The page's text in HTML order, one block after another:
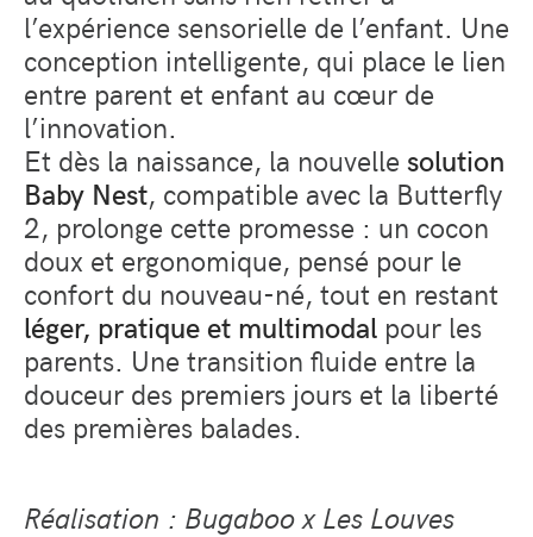
l’expérience sensorielle de l’enfant. Une
conception intelligente, qui place le lien
entre parent et enfant au cœur de
l’innovation.
Et dès la naissance, la nouvelle solution
Baby Nest, compatible avec la Butterfly
2, prolonge cette promesse : un cocon
doux et ergonomique, pensé pour le
confort du nouveau-né, tout en restant
léger, pratique et multimodal pour les
parents. Une transition fluide entre la
douceur des premiers jours et la liberté
des premières balades.
Réalisation : Bugaboo x Les Louves